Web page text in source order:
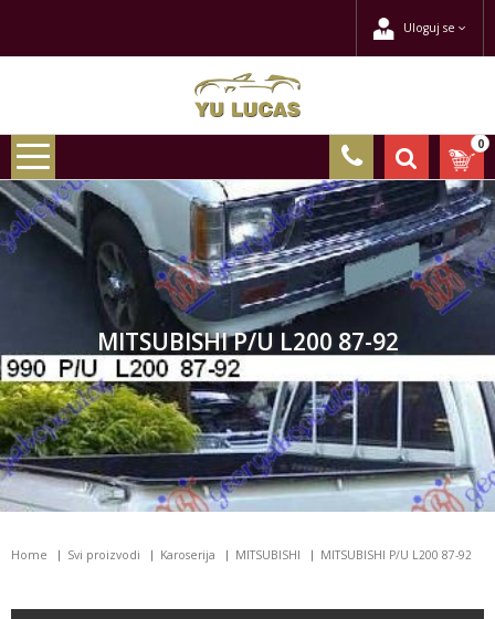
Uloguj se
0
MITSUBISHI P/U L200 87-92
Home Svi proizvodi Karoserija MITSUBISHI MITSUBISHI P/U L200 87-92